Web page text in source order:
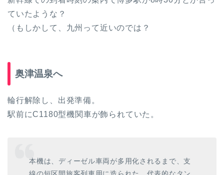
ていたような？
（もしかして、九州って近いのでは？
奥津温泉へ
輪行解除し、出発準備。
駅前にC1180型機関車が飾られていた。
本機は、ディーゼル車両が多用化されるまで、支